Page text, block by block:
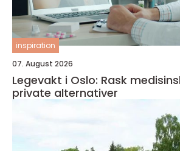
inspiration
07. August 2026
Legevakt i Oslo: Rask
private alternativer